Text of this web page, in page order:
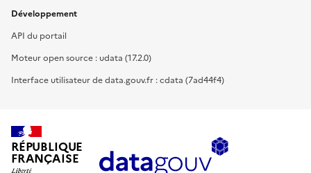
Développement
API du portail
Moteur open source : udata (17.2.0)
Interface utilisateur de data.gouv.fr : cdata (7ad44f4)
RÉPUBLIQUE
FRANÇAISE